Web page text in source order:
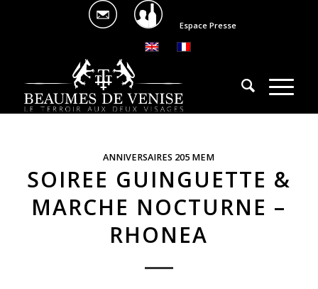
Espace Presse
ANNIVERSAIRES 205 MEM
SOIREE GUINGUETTE &
MARCHE NOCTURNE –
RHONEA